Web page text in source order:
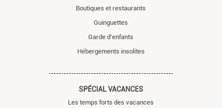
Boutiques et restaurants
Guinguettes
Garde d'enfants
Hébergements insolites
SPÉCIAL VACANCES
Les temps forts des vacances